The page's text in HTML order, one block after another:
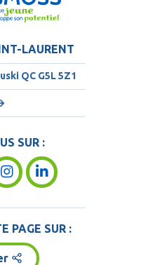
LAURENT
QC G5L 5Z1
SUR :
PAGE SUR :